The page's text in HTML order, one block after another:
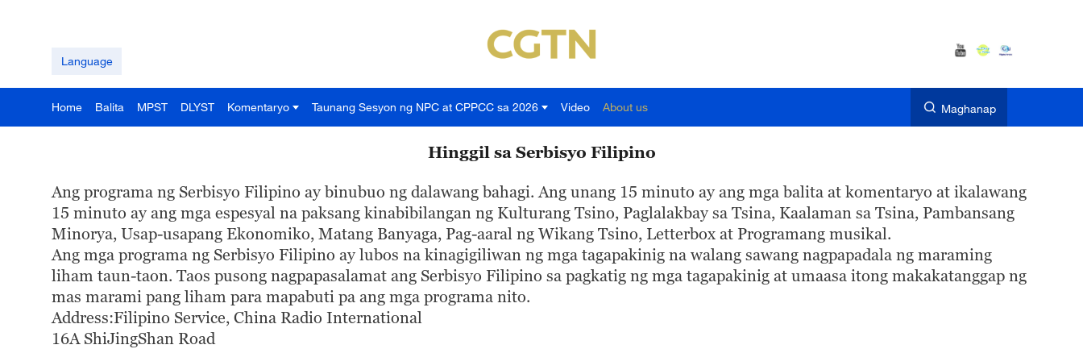
Language
Home Balita MPST DLYST Komentaryo Taunang Sesyon ng NPC at CPPCC sa 2026 Video About us Maghanap
Hinggil sa Serbisyo Filipino
Ang programa ng Serbisyo Filipino ay binubuo ng dalawang bahagi. Ang unang 15 minuto ay ang mga balita at komentaryo at ikalawang
15 minuto ay ang mga espesyal na paksang kinabibilangan ng Kulturang Tsino, Paglalakbay sa Tsina, Kaalaman sa Tsina, Pambansang
Minorya, Usap-usapang Ekonomiko, Matang Banyaga, Pag-aaral ng Wikang Tsino, Letterbox at Programang musikal.
Ang mga programa ng Serbisyo Filipino ay lubos na kinagigiliwan ng mga tagapakinig na walang sawang nagpapadala ng maraming
liham taun-taon. Taos pusong nagpapasalamat ang Serbisyo Filipino sa pagkatig ng mga tagapakinig at umaasa itong makakatanggap ng
mas marami pang liham para mapabuti pa ang mga programa nito.
Address:Filipino Service, China Radio International
16A ShiJingShan Road